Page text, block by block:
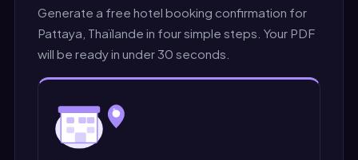
Generate a free hotel booking confirmation for
Pattaya, Thaïlande in four simple steps. Your PDF
will be ready in under 30 seconds.